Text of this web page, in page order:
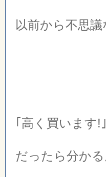
以前から不思
｢高く買います!｣
だったら分か